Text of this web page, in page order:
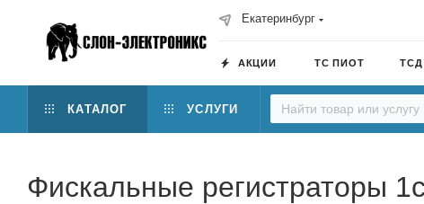
Екатеринбург
АКЦИИ ТС ПИОТ ТСД
КАТАЛОГ УСЛУГИ
Фискальные регистраторы 1c